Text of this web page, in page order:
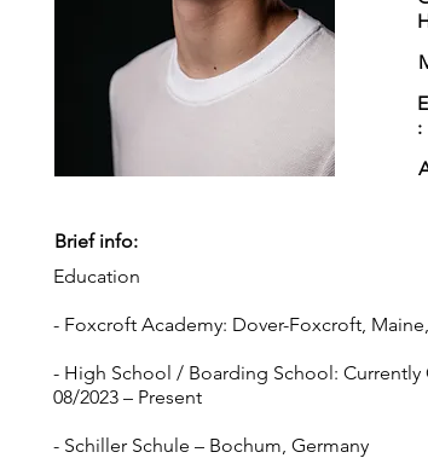
:
Brief info:
Education
- Foxcroft Academy: Dover-Foxcroft,
- High School / Boarding School: Currently
08/2023 – Present
- Schiller Schule – Bochum, Germany